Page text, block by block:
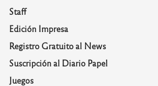
Staff
Edición Impresa
Registro Gratuito al News
Suscripción al Diario Papel
Juegos